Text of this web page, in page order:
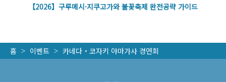
【2026】구루메시·지쿠고가와 불꽃축제 완전공략 가이드
홈 이벤트 카네다・코자키 야마가사 경연회